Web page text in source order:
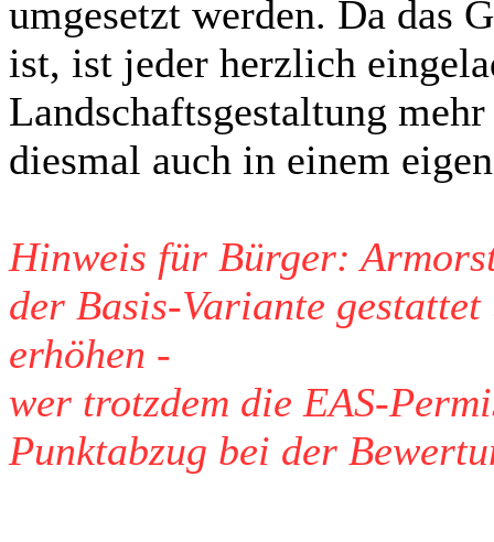
umgesetzt werden. Da das
ist, ist jeder herzlich
Landschaftsgestaltung
diesmal auch in einem
Hinweis für Bürger:
der Basis-Variante
erhöhen -
wer trotzdem die EAS-
Punktabzug bei der